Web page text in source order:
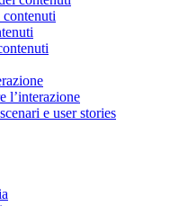
l’interazione
e user stories